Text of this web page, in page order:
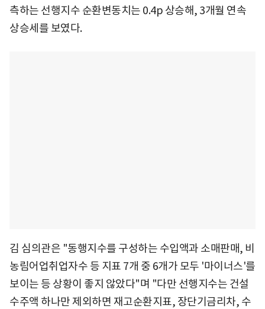
측하는 선행지수 순환변동치는 0.4p 상승해, 3개월 연속
상승세를 보였다.
김 심의관은 "동행지수를 구성하는 수입액과 소매판매, 비
농림어업취업자수 등 지표 7개 중 6개가 모두 '마이너스'를
보이는 등 상황이 좋지 않았다"며 "다만 선행지수는 건설
수주액 하나만 제외하면 재고순환지표, 장단기금리차, 수